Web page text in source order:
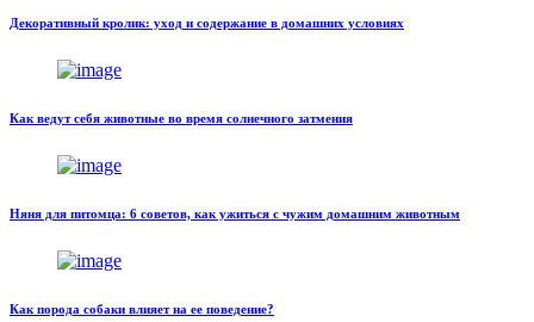
Декоративный кролик: уход и содержание в домашних условиях
Как ведут себя животные во время солнечного затмения
Няня для питомца: 6 советов, как ужиться с чужим домашним животным
Как порода собаки влияет на ее поведение?